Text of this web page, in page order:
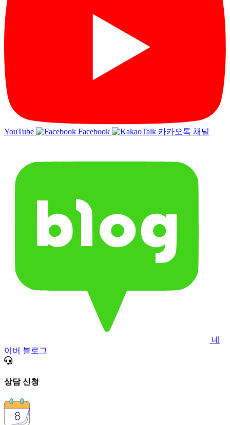
YouTube Facebook 카카오톡 채널
네
이버 블로그
상담 신청